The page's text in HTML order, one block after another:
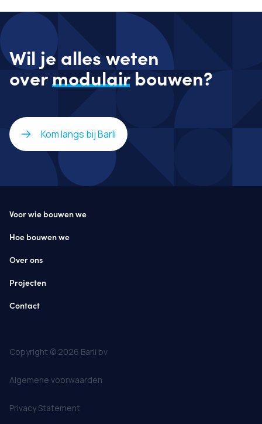
Wil je alles weten
overmodulairbouwen?
Kom langs bij Barli
Voor wie bouwen we
Hoe bouwen we
Over ons
Projecten
Contact
Copyright © 2026 Barli bv
Algemene voorwaarden
Privacy Statement